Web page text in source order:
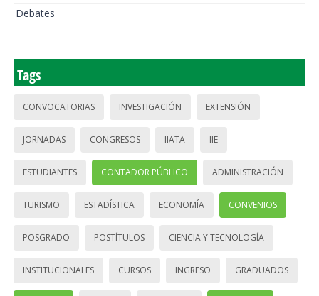
Debates
Tags
CONVOCATORIAS INVESTIGACIÓN EXTENSIÓN
JORNADAS CONGRESOS IIATA IIE
ESTUDIANTES CONTADOR PÚBLICO ADMINISTRACIÓN
TURISMO ESTADÍSTICA ECONOMÍA CONVENIOS
POSGRADO POSTÍTULOS CIENCIA Y TECNOLOGÍA
INSTITUCIONALES CURSOS INGRESO GRADUADOS